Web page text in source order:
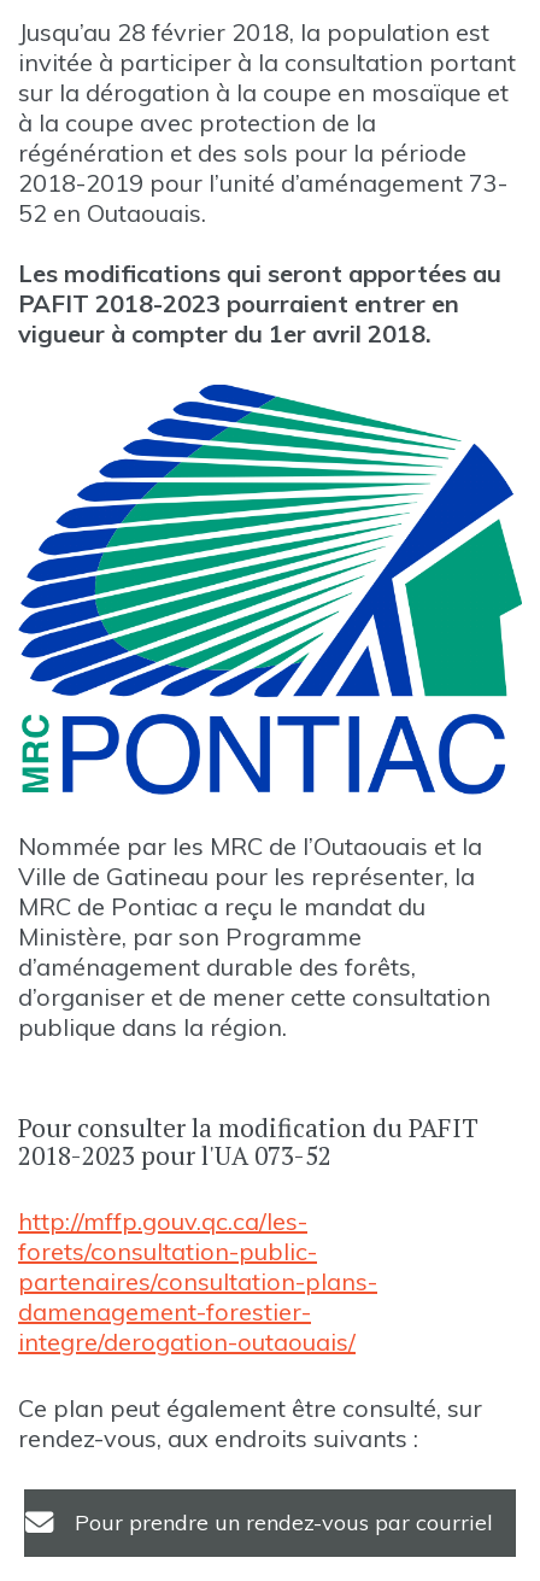
Jusqu’au 28 février 2018, la population est
invitée à participer à la consultation portant
sur la dérogation à la coupe en mosaïque et
à la coupe avec protection de la
régénération et des sols pour la période
2018-2019 pour l’unité d’aménagement 73-
52 en Outaouais.
Les modifications qui seront apportées au
PAFIT 2018-2023 pourraient entrer en
vigueur à compter du 1er avril 2018.
Nommée par les MRC de l’Outaouais et la
Ville de Gatineau pour les représenter, la
MRC de Pontiac a reçu le mandat du
Ministère, par son Programme
d’aménagement durable des forêts,
d’organiser et de mener cette consultation
publique dans la région.
Pour consulter la modification du PAFIT
2018-2023 pour l'UA 073-52
http://mffp.gouv.qc.ca/les-
forets/consultation-public-
partenaires/consultation-plans-
damenagement-forestier-
integre/derogation-outaouais/
Ce plan peut également être consulté, sur
rendez-vous, aux endroits suivants :
Pour prendre un rendez-vous par courriel